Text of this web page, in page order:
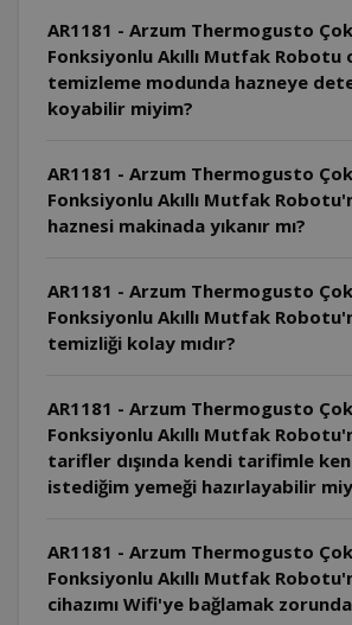
AR1181 - Arzum Thermogusto Çok
Fonksiyonlu Akıllı Mutfak
temizleme modunda hazneye
koyabilir miyim?
AR1181 - Arzum Thermogusto Çok
Fonksiyonlu Akıllı Mutfak
haznesi makinada yıkanır mı?
AR1181 - Arzum Thermogusto Çok
Fonksiyonlu Akıllı Mutfak
temizliği kolay mıdır?
AR1181 - Arzum Thermogusto Çok
Fonksiyonlu Akıllı Mutfak
tarifler dışında kendi tarifimle
istediğim yemeği hazırlayabilir
AR1181 - Arzum Thermogusto Çok
Fonksiyonlu Akıllı Mutfak
cihazımı Wifi'ye bağlamak zorunda